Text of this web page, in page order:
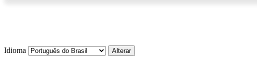
Idioma